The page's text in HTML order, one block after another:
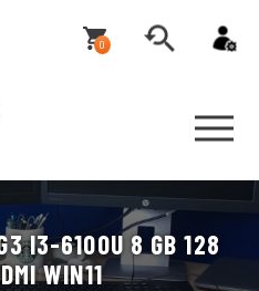
0
I3-6100U 8 GB 128
WIN11